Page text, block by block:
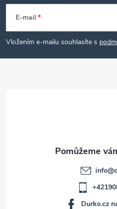
p
a
E-mail
Vložením e-mailu souhlasíte s
info@
Durko.cz